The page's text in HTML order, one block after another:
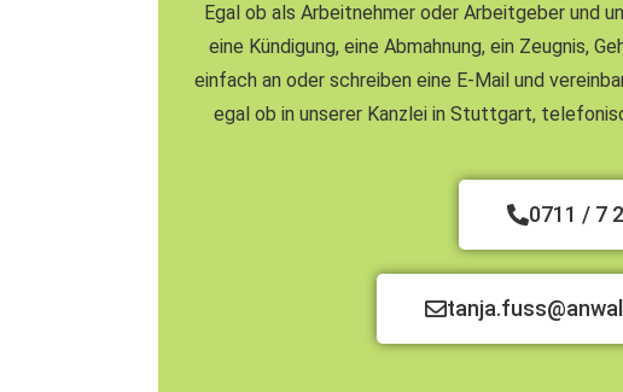
Egal ob als Arbeitnehmer oder Arbeitgeber und
eine Kündigung, eine Abmahnung, ein Zeugnis,
einfach an oder schreiben eine E-Mail und
egal ob in unserer Kanzlei in Stuttgart,
0711 / 7